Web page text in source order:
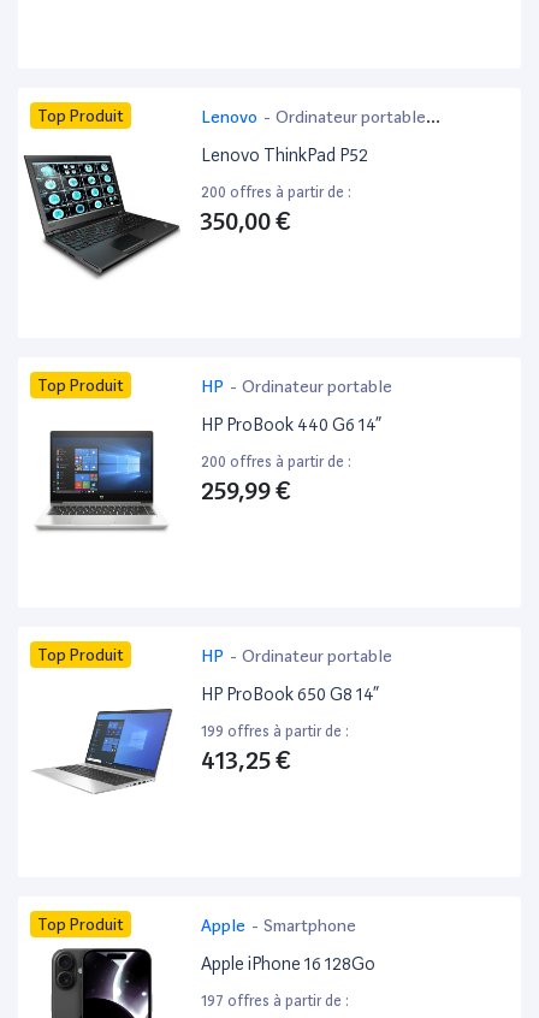
Top Produit Lenovo - Ordinateur portable
bureautique
Lenovo ThinkPad P52
200 offres à partir de :
350,00 €
Top Produit HP - Ordinateur portable
HP ProBook 440 G6 14”
200 offres à partir de :
259,99 €
Top Produit HP - Ordinateur portable
HP ProBook 650 G8 14”
199 offres à partir de :
413,25 €
Top Produit Apple - Smartphone
Apple iPhone 16 128Go
197 offres à partir de :